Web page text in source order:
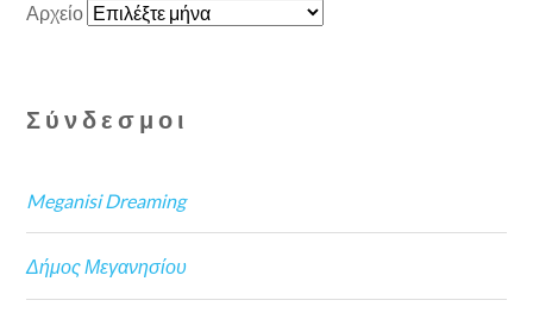
Αρχείο
Σύνδεσμοι
Meganisi Dreaming
Δήμος Μεγανησίου